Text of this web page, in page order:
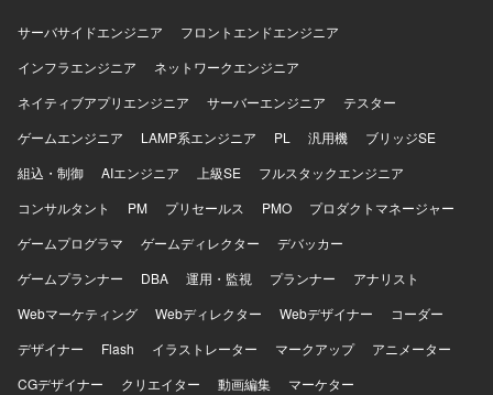
サーバサイドエンジニア
フロントエンドエンジニア
インフラエンジニア
ネットワークエンジニア
ネイティブアプリエンジニア
サーバーエンジニア
テスター
ゲームエンジニア
LAMP系エンジニア PL 汎用機
ブリッジSE
組込・制御
AIエンジニア 上級SE
フルスタックエンジニア
コンサルタント
PM プリセールス PMO
プロダクトマネージャー
ゲームプログラマ
ゲームディレクター
デバッカー
ゲームプランナー
DBA 運用・監視 プランナー
アナリスト
Webマーケティング
Webディレクター Webデザイナー
コーダー
デザイナー
Flash イラストレーター マークアップ
アニメーター
CGデザイナー
クリエイター 動画編集
マーケター